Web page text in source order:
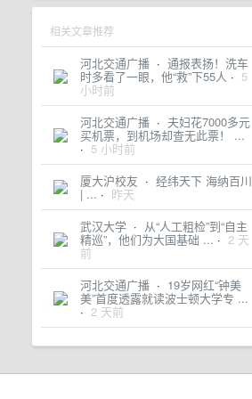
相关文章推荐
河北交通广播 · 通报表扬！洗车
时多看了一眼，他“救”下55人 · 5
小时前
河北交通广播 · 夫妇花7000多元
买机票，到机场却查无此票！ ...
· 5 小时前
厦大沪校友 · 经纬天下 海纳百川
| ... · 昨天
武汉大学 · 从“人工粗检”到“自主
精巡”，他们为大国基础 ... · 2 天
前
河北交通广播 · 19岁网红“钟美
美”首度透露就读波士顿大学专 ...
· 2 天前